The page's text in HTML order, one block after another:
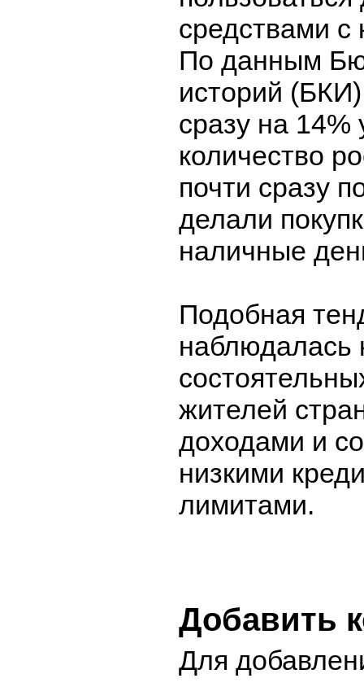
средствами с
По данным
историй
сразу на 14%
количество
почти сразу
делали
наличные
Подобная
наблюдалась
жителей
доходами и
низкими
лимитами.
Добавить
Для